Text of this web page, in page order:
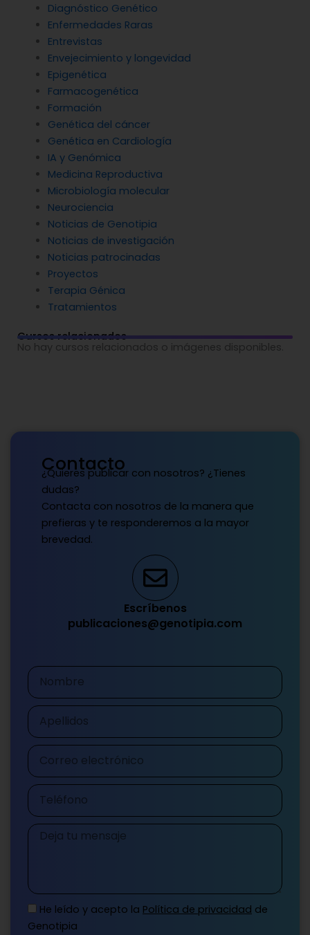
Diagnóstico Genético
Enfermedades Raras
Entrevistas
Envejecimiento y longevidad
Epigenética
Farmacogenética
Formación
Genética del cáncer
Genética en Cardiología
IA y Genómica
Medicina Reproductiva
Microbiología molecular
Neurociencia
Noticias de Genotipia
Noticias de investigación
Noticias patrocinadas
Proyectos
Terapia Génica
Tratamientos
Cursos relacionados
No hay cursos relacionados o imágenes disponibles.
Contacto
¿Quieres publicar con nosotros? ¿Tienes
dudas?
Contacta con nosotros de la manera que
prefieras y te responderemos a la mayor
brevedad.
Escríbenos
publicaciones@genotipia.com
Nombre
Apellidos
Correo
electrónico
Teléfono
Mensaje
He leído y acepto la Política de privacidad de
Genotipia